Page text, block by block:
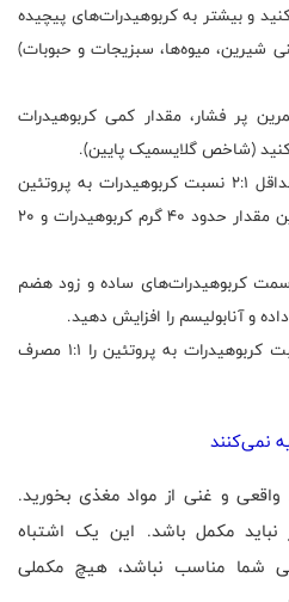
و بیشتر به کربوهیدرات‌های پیچیده
شیرین، میوه‌ها، سبزیجات و حبوبات)
تمرین پر فشار، مقدار کمی کربوهیدرات
(شاخص گلایسمیک پایین).
پس از تمرینات پر فشار حداقل 2:1 نسبت کربوهیدرات به پروتئین
مصرف کنید. به طور کلی این مقدار حدود 40 گرم کربوهیدرات و 20
سمت کربوهیدرات‌های ساده و زود هضم
و آنابولیسم را افزایش دهید.
پس از تمرینات سبک، نسبت کربوهیدرات به پروتئین را 1:1 مصرف
و غنی از مواد مغذی بخورید.
مکمل باشد. این یک اشتباه
شما مناسب نباشد، هیچ مکملی